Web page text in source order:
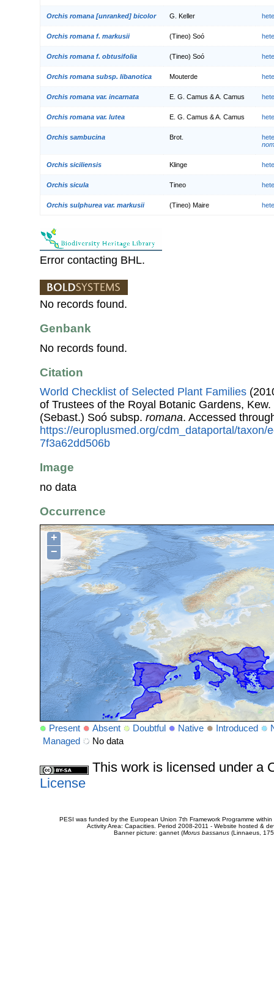
Orchis romana [unranked] bicolor G. Keller
Orchis romana f. markusii (Tineo) Soó
Orchis romana f. obtusifolia (Tineo) Soó
Orchis romana subsp. libanotica Mouterde
Orchis romana var. incarnata E. G. Camus & A. Camus
Orchis romana var. lutea E. G. Camus & A. Camus
Orchis sambucina Brot.
Orchis siciliensis Klinge
Orchis sicula Tineo
Orchis sulphurea var. markusii (Tineo) Maire
Error contacting BHL.
No records found.
Genbank
No records found.
Citation
World Checklist of Selected Plant Families
of Trustees of the Royal Botanic Gardens, Kew.
(Sebast.) Soó subsp. romana. Accessed
https://europlusmed.org/cdm_dataportal/taxon/
7f3a62dd506b
Image
no data
Occurrence
+
−
Present Absent Doubtful Native Introduced
Managed
No data
This work is licensed under a
License
PESI was funded by the European Union 7th Framework Programme
Activity Area: Capacities. Period 2008-2011 - Website hosted &
Banner picture: gannet (Morus bassanus(Linnaeus,